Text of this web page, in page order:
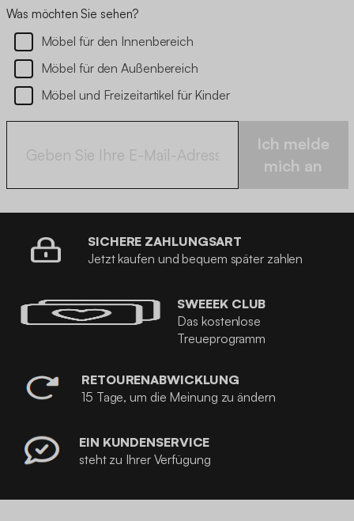
Was möchten Sie sehen?
Möbel für den Innenbereich
Möbel für den Außenbereich
Möbel und Freizeitartikel für Kinder
Ich melde
mich an
SICHERE ZAHLUNGSART
Jetzt kaufen und bequem später zahlen
SWEEEK CLUB
Das kostenlose
Treueprogramm
RETOURENABWICKLUNG
15 Tage, um die Meinung zu ändern
EIN KUNDENSERVICE
steht zu Ihrer Verfügung